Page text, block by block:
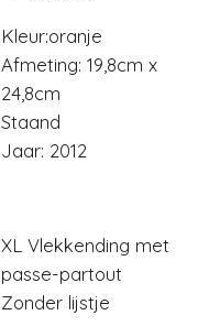
Kleur:oranje
Afmeting: 19,8cm x
24,8cm
Staand
Jaar: 2012
XL Vlekkending met
passe-partout
Zonder lijstje